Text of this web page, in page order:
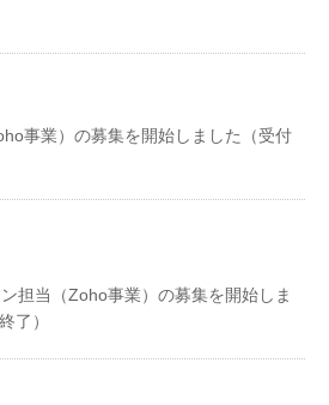
事業）の募集を開始しました（受付
担当（Zoho事業）の募集を開始しま
了）